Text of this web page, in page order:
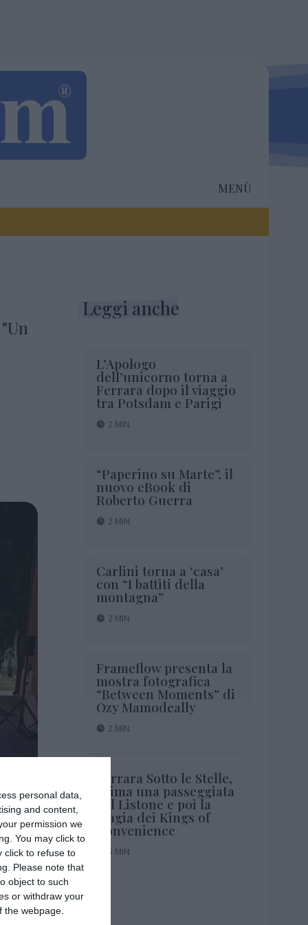
personal data,
and content,
permission we
You may click to
click to refuse to
Please note that
object to such
or withdraw your
webpage.
MENÙ
2 MIN
Leggi anche
L’Apologo
dell’unicorno torna a
Ferrara dopo il viaggio
tra Potsdam e Parigi
2 MIN
“Paperino su Marte”, il
nuovo eBook di
Roberto Guerra
2 MIN
Carlini torna a ‘casa’
con “I battiti della
montagna”
2 MIN
Frameflow presenta la
mostra fotografica
“Between Moments” di
Ozy Mamodeally
2 MIN
Ferrara Sotto le Stelle,
prima una passeggiata
sul Listone e poi la
magia dei Kings of
Convenience
5 MIN